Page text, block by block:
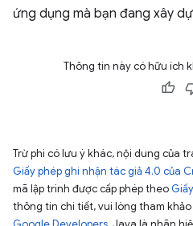
ứng dụng mà bạn đang xây
Thông tin này có hữu ích
Trừ phi có lưu ý khác, nội dung của
Giấy phép ghi nhận tác giả 4.0 của
mã lập trình được cấp phép theo
thông tin chi tiết, vui lòng tham khảo